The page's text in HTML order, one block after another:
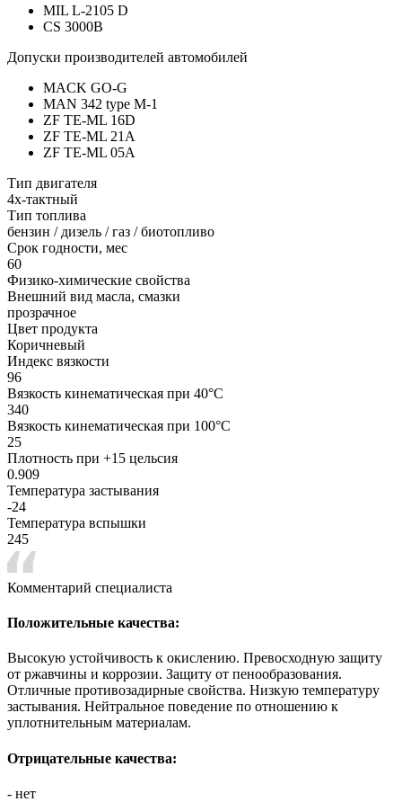
MIL L-2105 D
CS 3000B
Допуски производителей автомобилей
MACK GO-G
MAN 342 type M-1
ZF TE-ML 16D
ZF TE-ML 21A
ZF TE-ML 05A
Тип двигателя
4х-тактный
Тип топлива
бензин / дизель / газ / биотопливо
Срок годности, мес
60
Физико-химические свойства
Внешний вид масла, смазки
прозрачное
Цвет продукта
Коричневый
Индекс вязкости
96
Вязкость кинематическая при 40°С
340
Вязкость кинематическая при 100°С
25
Плотность при +15 цельсия
0.909
Температура застывания
-24
Температура вспышки
245
Комментарий специалиста
Положительные качества:
Высокую устойчивость к окислению. Превосходную защиту
от ржавчины и коррозии. Защиту от пенообразования.
Отличные противозадирные свойства. Низкую температуру
застывания. Нейтральное поведение по отношению к
уплотнительным материалам.
Отрицательные качества:
- нет